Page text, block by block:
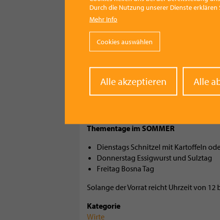
Bosna-Kreationen wie „Maxis
zubereitete Bosna mit kräftigem
Nur zwei Gehminuten vom Freibad
Salami aus Kärnten, regionalen Most
frisches Eggenberger Bier und besten
Man darf sie nicht unterschätzen, die
Thementage im SOMMER
Dienstags Schnitzel mit Kartoffeln
Donnerstag Essigwurst und Sulztag
Freitag Bosna Tag
Solange der Vorrat reicht Uhrzeit von 12
Kategorie
Wirte
Durch die Nutzung unserer Dienste
Mehr Info
Cookies auswählen
Alle akzeptieren Alle